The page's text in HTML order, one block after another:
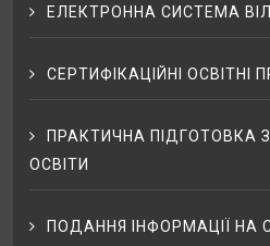
ЕЛЕКТРОННА СИСТЕМА
СЕРТИФІКАЦІЙНІ ОСВІТНІ
ПРАКТИЧНА ПІДГОТОВКА
ОСВІТИ
ПОДАННЯ ІНФОРМАЦІЇ НА